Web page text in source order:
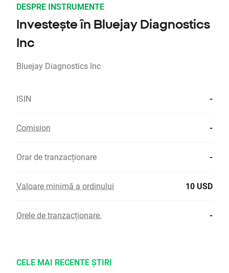
DESPRE INSTRUMENTE
Investește în Bluejay Diagnostics
Inc
Bluejay Diagnostics Inc
ISIN -
Comision -
Orar de tranzacționare -
Valoare minimă a ordinului 10 USD
Orele de tranzacționare. -
CELE MAI RECENTE ȘTIRI